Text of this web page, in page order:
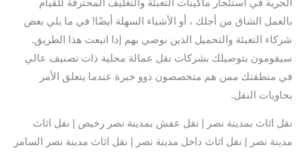
الحرية في استئجار ماكينات التعبئة والتغليف المحترفة للقيام
بالعمل الشاق من أجلك ، أو الأشياء السهلة أيضًا! في ما يلي بعض
شركاء التعبئة والتحميل الذين نوصي بهم إذا اتبعت هذا الطريق.
سيقومون بتوصيلك بشركات نقل عمالة محلية ذات تصنيف عالي
في منطقتك ممن هم متخصصون ذوو خبرة عندما يتعلق الأمر
بحاويات النقل.
نقل اثاث بمدينة نصر | نقل عفش بمدينة نصر رخيص | نقل اثاث
مدينة نصر | نقل اثاث داخل مدينة نصر | نقل اثاث مدينة نصر السامر